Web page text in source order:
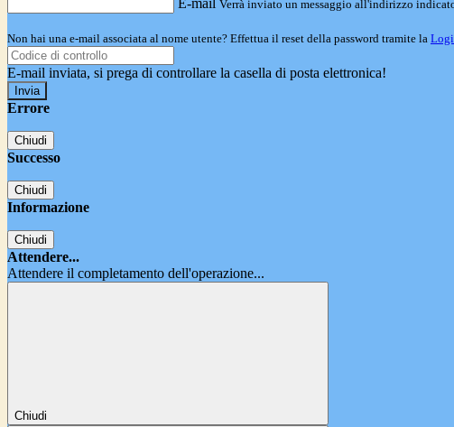
E-mail Verrà inviato un messaggio all'indirizzo
Non hai una e-mail associata al nome utente? Effettua il reset della password tramite la
E-mail inviata, si prega di controllare la casella di posta elettronica!
Errore
Chiudi
Successo
Chiudi
Informazione
Chiudi
Attendere...
Attendere il completamento dell'operazione...
Chiudi